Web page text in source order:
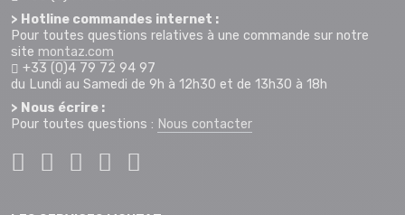
> Hotline commandes internet :
Pour toutes questions relatives à une commande sur notre
site montaz.com
+33 (0)4 79 72 94 97
du Lundi au Samedi de 9h à 12h30 et de 13h30 à 18h
> Nous écrire :
Pour toutes questions : Nous contacter